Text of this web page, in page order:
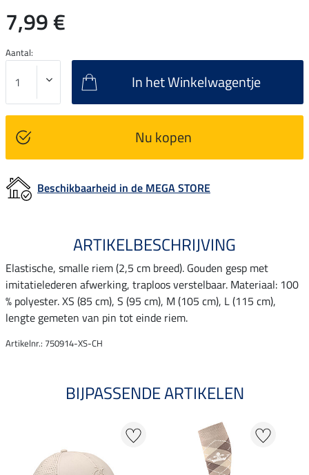
7,99 €
Aantal:
In het Winkelwagentje
Nu kopen
Beschikbaarheid in de MEGA STORE
ARTIKELBESCHRIJVING
Elastische, smalle riem (2,5 cm breed). Gouden gesp met
imitatielederen afwerking, traploos verstelbaar. Materiaal: 100
% polyester. XS (85 cm), S (95 cm), M (105 cm), L (115 cm),
lengte gemeten van pin tot einde riem.
Artikelnr.: 750914-XS-CH
BIJPASSENDE ARTIKELEN